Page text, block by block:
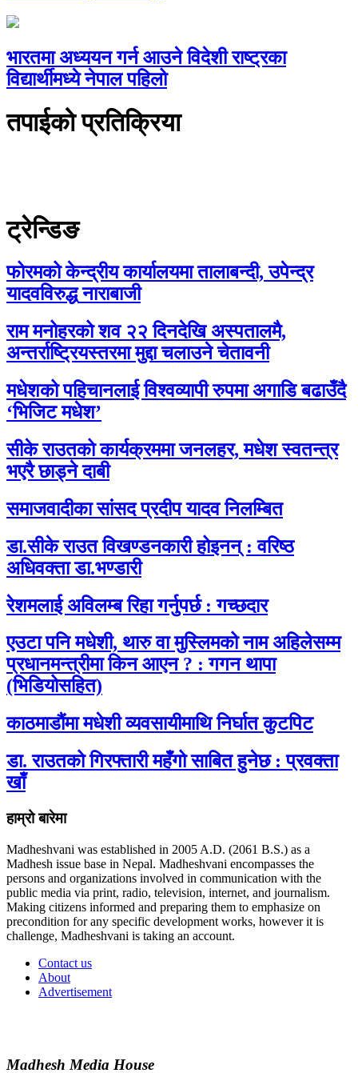
भारतमा अध्ययन गर्न आउने विदेशी राष्ट्रका
विद्यार्थीमध्ये नेपाल पहिलो
तपाईको प्रतिक्रिया
ट्रेन्डिङ
फोरमको केन्द्रीय कार्यालयमा तालाबन्दी, उपेन्द्र
यादवविरुद्ध नाराबाजी
राम मनोहरको शव २२ दिनदेखि अस्पतालमै,
अन्तर्राष्ट्रियस्तरमा मुद्दा चलाउने चेतावनी
मधेशको पहिचानलाई विश्वव्यापी रुपमा अगाडि बढाउँदै
‘भिजिट मधेश’
सीके राउतको कार्यक्रममा जनलहर, मधेश स्वतन्त्र
भएरै छाड्ने दाबी
समाजवादीका सांसद प्रदीप यादव निलम्बित
डा.सीके राउत विखण्डनकारी होइनन् : वरिष्ठ
अधिवक्ता डा.भण्डारी
रेशमलाई अविलम्ब रिहा गर्नुपर्छ : गच्छदार
एउटा पनि मधेशी, थारु वा मुस्लिमको नाम अहिलेसम्म
प्रधानमन्त्रीमा किन आएन ? : गगन थापा
(भिडियोसहित)
काठमाडौंमा मधेशी व्यवसायीमाथि निर्घात कुटपिट
डा. राउतको गिरफ्तारी महँगो साबित हुनेछ : प्रवक्ता
खाँ
हाम्रो बारेमा
Madheshvani was established in 2005 A.D. (2061 B.S.) as a
Madhesh issue base in Nepal. Madheshvani encompasses the
persons and organizations involved in communication with the
public media via print, radio, television, internet, and journalism.
Making citizens informed and preparing them to emphasize on
precondition for any specific development works, however it is
challenge, Madheshvani is taking an account.
Contact us
About
Advertisement
Madhesh Media House